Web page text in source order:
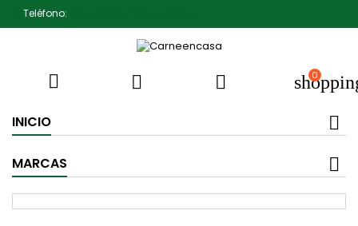
Teléfono:
   0
INICIO
MARCAS